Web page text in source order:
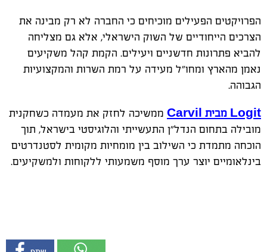
הפרויקטים הפעילים מוכיחים כי החברה לא רק מבינה את
הצרכים הייחודיים של השוק הישראלי, אלא גם מצליחה
להביא פתרונות חדשניים ויעילים. הקמת קהל משקיעים
נאמן מהארץ ומחו"ל מעידה על רמת השרות והמקצועיות
הגבוהה.
Logit מבית Carvil ממשיכה לחזק את מעמדה כשחקנית
מובילה בתחום הנדל"ן התעשייתי והלוגיסטי בישראל, תוך
הוכחה מתמדת כי השילוב בין מומחיות מקומית לסטנדרטים
בינלאומיים יוצר ערך מוסף משמעותי ללקוחות ולמשקיעים.